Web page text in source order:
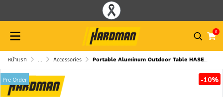
0
หน้าแรก ... Accessories Portable Aluminum Outdoor Table HASEGAWA AFT-5326
Pre Order -10%